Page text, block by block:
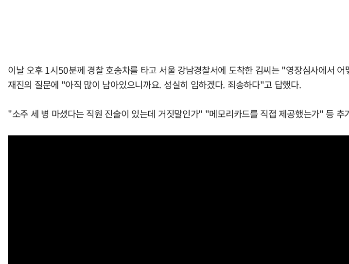
이날 오후 1시50분께 경찰 호송차를 타고 서울 강남경찰서에 도착한 김씨는 "영장심사에서
재진의 질문에 "아직 많이 남아있으니까요. 성실히 임하겠다. 죄송하다"고 답했다.
"소주 세 병 마셨다는 직원 진술이 있는데 거짓말인가" "메모리카드를 직접 제공했는가" 등